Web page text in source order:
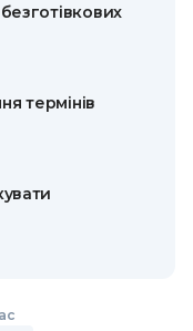
термінів